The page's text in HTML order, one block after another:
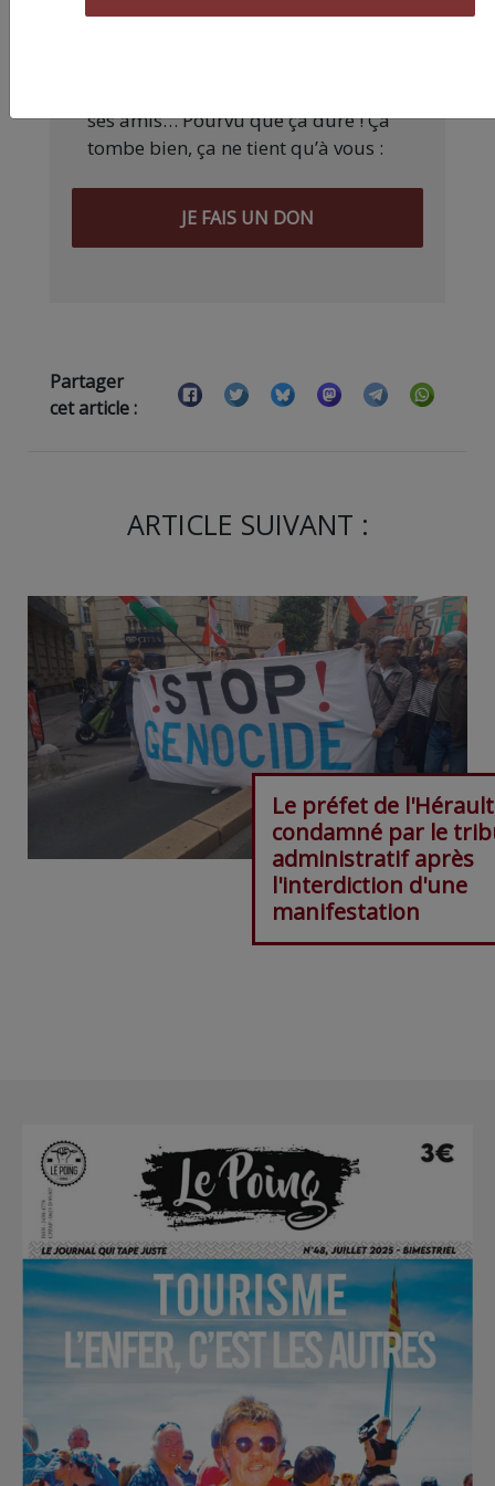
ses amis… Pourvu que ça dure ! Ça
tombe bien, ça ne tient qu’à vous :
JE FAIS UN DON
Partager
cet article :
ARTICLE SUIVANT :
Le préfet de l'Hérault
condamné par le
administratif après
l'interdiction d'une
manifestation